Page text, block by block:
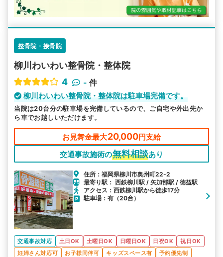
整骨院・接骨院
柳川わいわい整骨院・整体院
4
- 件
柳川わいわい整骨院・整体院は駐車場完備です。
当院は20台分の駐車場を完備しているので、ご自宅や外出先か
ら車でお越しいただけます。
お見舞金最大20,000円支給
交通事故施術の無料相談あり
住所：福岡県柳川市奥州町22-2
最寄り駅： 西鉄柳川駅 / 矢加部駅 / 徳益駅
アクセス：西鉄柳川駅から徒歩17分
駐車場：有（20台）
交通事故対応 土日OK 土曜日OK 日曜日OK 日祝OK
祝日OK
妊婦さん対応可
お子様同伴可 キッズスペース有
予約優先制